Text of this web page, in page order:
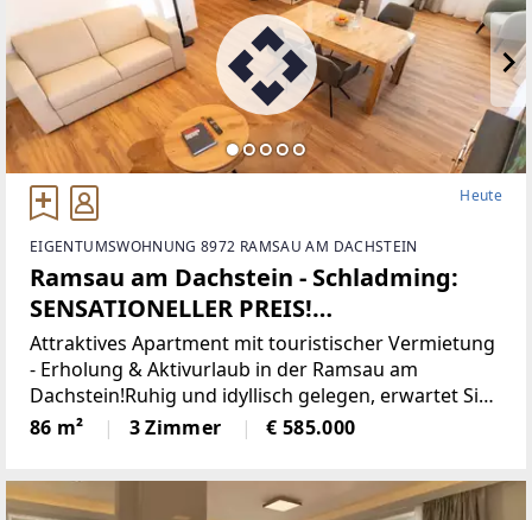
Heute
EIGENTUMSWOHNUNG 8972 RAMSAU AM DACHSTEIN
Ramsau am Dachstein - Schladming:
SENSATIONELLER PREIS!
SENSATIONELLER BLICK! HONORARFREI
FÜR KÄUFER: INNEN - NUR 6,5%
KAUFNEBENKOSTEN!! 3-Zimmer-
Apartment, touristische Vermietung &
Attraktives Apartment mit touristischer Vermietung
- Erholung & Aktivurlaub in der Ramsau am
Dachstein!Ruhig und idyllisch gelegen, erwartet Sie
dieses Apartment direkt an der Loipe in der
traumhaften Region Ramsau am Dachstein – ein
86 m² 3 Zimmer € 585.000